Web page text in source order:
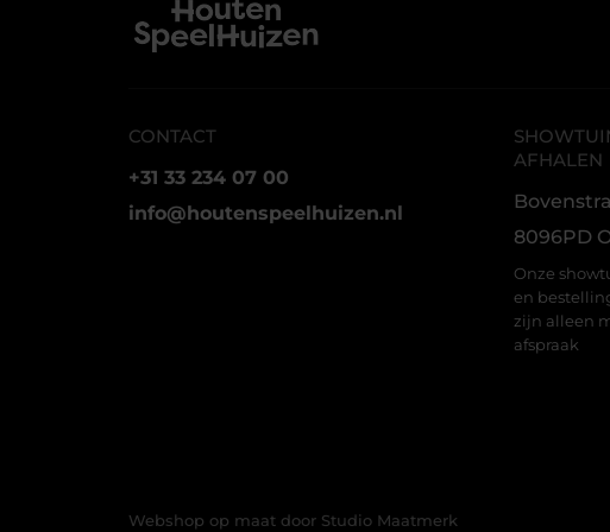
CONTACT
+31 33 234 07 00
info@houtenspeelhuizen.nl
AFHALEN
8096PD
Onze
en
zijn alleen
afspraak
Webshop op maat door Studio Maatmerk